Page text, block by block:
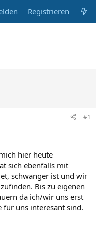
Registrieren
#1
hier heute
sich ebenfalls mit
schwanger ist und wir
Bis zu eigenen
da ich/wir uns erst
für uns interesant sind.